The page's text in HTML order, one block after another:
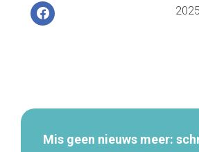
Mis geen nieuws meer: